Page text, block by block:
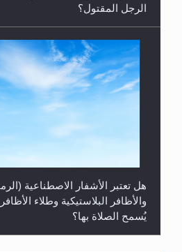
هل تعتبر الأشفار الاصطناعية
والأظافر البلاستيكية وطلاء
يُسمح الصلاة بها؟